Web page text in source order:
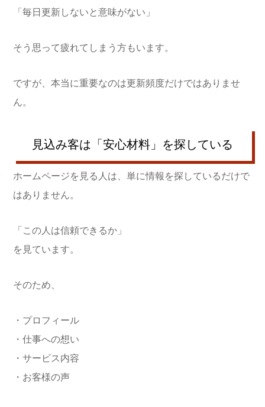
「毎日更新しないと意味がない」
そう思って疲れてしまう方もいます。
ですが、本当に重要なのは更新頻度だけではありませ
ん。
見込み客は「安心材料」を探している
ホームページを見る人は、単に情報を探しているだけで
はありません。
「この人は信頼できるか」
を見ています。
そのため、
・プロフィール
・仕事への想い
・サービス内容
・お客様の声